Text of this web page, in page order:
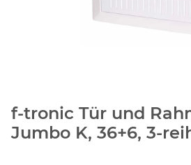
f-tronic Tür und
Jumbo K, 36+6, 3-